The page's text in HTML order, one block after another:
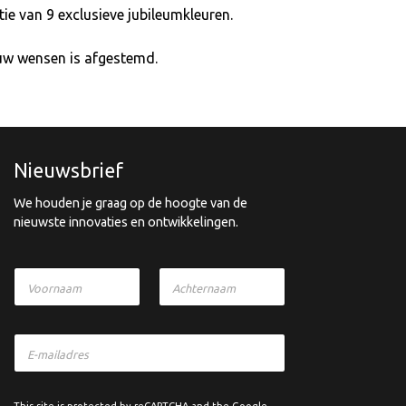
van 9 exclusieve jubileumkleuren.
wensen is afgestemd.
Nieuwsbrief
We houden je graag op de hoogte van de
nieuwste innovaties en ontwikkelingen.